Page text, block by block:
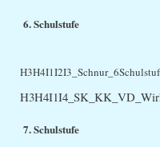
6. Schulstufe
7. Schulstufe